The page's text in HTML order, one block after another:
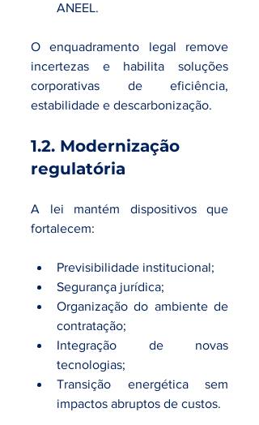
ANEEL.
O enquadramento legal remove
incertezas e habilita soluções
corporativas de eficiência,
estabilidade e descarbonização.
1.2. Modernização
regulatória
A lei mantém dispositivos que
fortalecem:
Previsibilidade institucional;
Segurança jurídica;
Organização do ambiente de
contratação;
Integração de novas
tecnologias;
Transição energética sem
impactos abruptos de custos.